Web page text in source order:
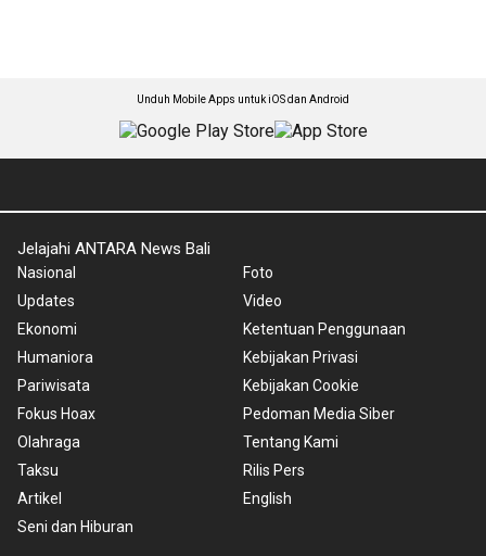
Unduh Mobile Apps untuk iOS dan Android
Jelajahi ANTARA News Bali
Nasional
Updates
Ekonomi
Humaniora
Pariwisata
Fokus Hoax
Olahraga
Taksu
Artikel
Seni dan Hiburan
Foto
Video
Ketentuan Penggunaan
Kebijakan Privasi
Kebijakan Cookie
Pedoman Media Siber
Tentang Kami
Rilis Pers
English